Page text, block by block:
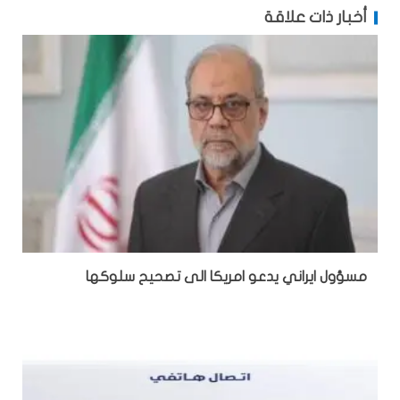
أخبار ذات علاقة
مسؤول ايراني يدعو امريكا الى تصحيح سلوكها